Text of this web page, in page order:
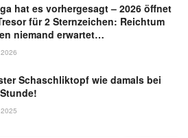
hat es vorhergesagt – 2026 öffnet
für 2 Sternzeichen: Reichtum
niemand erwartet…
Schaschliktopf wie damals bei